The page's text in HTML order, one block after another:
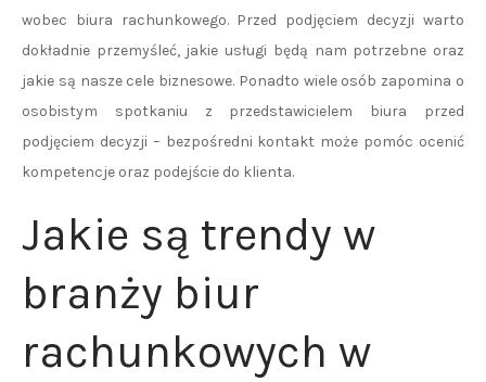
wobec biura rachunkowego. Przed podjęciem decyzji warto
dokładnie przemyśleć, jakie usługi będą nam potrzebne oraz
jakie są nasze cele biznesowe. Ponadto wiele osób zapomina o
osobistym spotkaniu z przedstawicielem biura przed
podjęciem decyzji – bezpośredni kontakt może pomóc ocenić
kompetencje oraz podejście do klienta.
Jakie są trendy w
branży biur
rachunkowych w